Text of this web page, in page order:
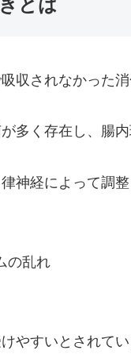
とは
収されなかった
多く存在し、腸
神経によって調整
の乱れ
やすいとされてい